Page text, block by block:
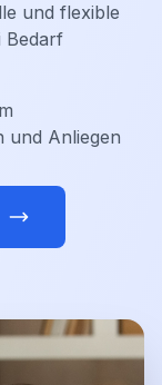
und flexible
Bedarf
und Anliegen